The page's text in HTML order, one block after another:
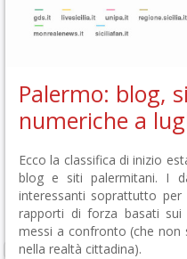
Palermo: blog,
numeriche a
Ecco la classifica di inizio
blog e siti palermitani. I
interessanti soprattutto
rapporti di forza basati sui
messi a confronto (che non
nella realtà cittadina).